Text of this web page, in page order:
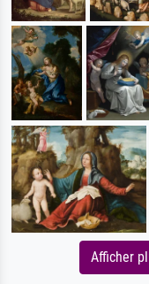
Afficher